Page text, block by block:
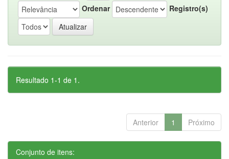
Ordenar
Registro(s)
Resultado 1-1 de 1.
Anterior 1 Próximo
Conjunto de itens: